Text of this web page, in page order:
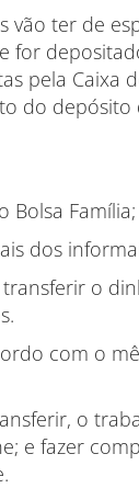
vão ter de
pela Caixa
do depósito
Bolsa Família;
dos
o
com o
o
e fazer